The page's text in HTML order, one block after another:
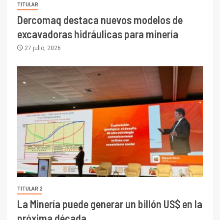
TITULAR
Dercomaq destaca nuevos modelos de
excavadoras hidráulicas para minería
27 julio, 2026
TITULAR 2
La Minería puede generar un billón US$ en la